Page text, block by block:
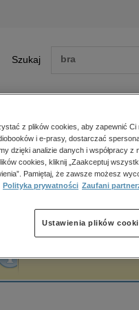
Szukaj
polityka, społeczno-
psychologiczne
popularno-naukowe
historia
główna Elżbieta Sęczykowska
z plików cookies, aby zapewnić
i e-prasy, dostarczać
dzięki analizie danych i współpracy
cookies, kliknij „Zaakceptuj
Pamiętaj, że zawsze możesz
Polityka prywatności Zaufani
Ustawienia plików